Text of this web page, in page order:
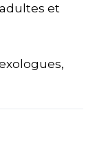
et